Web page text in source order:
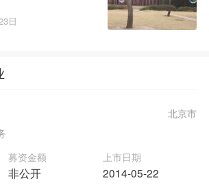
日
北京市
募资金额
非公开
上市日期
2014-05-22